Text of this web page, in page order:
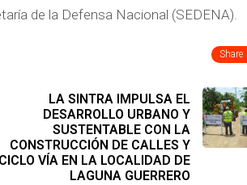
de la Defensa Nacional (SEDENA).
Share
LA SINTRA IMPULSA EL
DESARROLLO URBANO Y
SUSTENTABLE CON LA
CONSTRUCCIÓN DE CALLES Y
CICLO VÍA EN LA LOCALIDAD DE
LAGUNA GUERRERO